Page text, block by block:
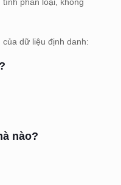
phân loại, không
dữ liệu định danh:
nào?